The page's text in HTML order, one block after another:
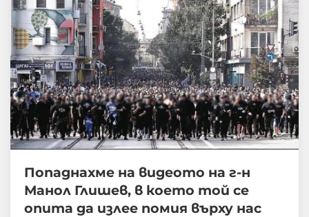
Попаднахме на видеото на г-н
Манол Глишев, в което той се
опита да излее помия върху нас